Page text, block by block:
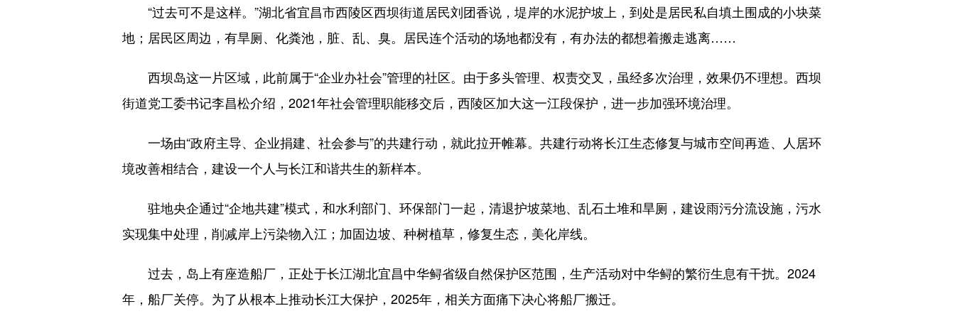
“过去可不是这样。”湖北省宜昌市西陵区西坝街道居民刘团香说，堤岸的水泥护坡上，到处是居民私自填土围成的小块菜
地；居民区周边，有旱厕、化粪池，脏、乱、臭。居民连个活动的场地都没有，有办法的都想着搬走逃离……
西坝岛这一片区域，此前属于“企业办社会”管理的社区。由于多头管理、权责交叉，虽经多次治理，效果仍不理想。西坝
街道党工委书记李昌松介绍，2021年社会管理职能移交后，西陵区加大这一江段保护，进一步加强环境治理。
一场由“政府主导、企业捐建、社会参与”的共建行动，就此拉开帷幕。共建行动将长江生态修复与城市空间再造、人居环
境改善相结合，建设一个人与长江和谐共生的新样本。
驻地央企通过“企地共建”模式，和水利部门、环保部门一起，清退护坡菜地、乱石土堆和旱厕，建设雨污分流设施，污水
实现集中处理，削减岸上污染物入江；加固边坡、种树植草，修复生态，美化岸线。
过去，岛上有座造船厂，正处于长江湖北宜昌中华鲟省级自然保护区范围，生产活动对中华鲟的繁衍生息有干扰。2024
年，船厂关停。为了从根本上推动长江大保护，2025年，相关方面痛下决心将船厂搬迁。